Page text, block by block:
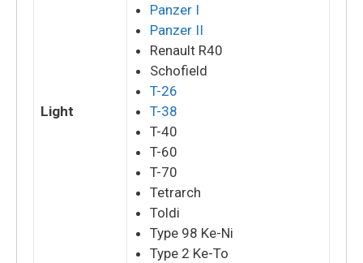
Light
Panzer I
Panzer II
Renault R40
Schofield
T-26
T-38
T-40
T-60
T-70
Tetrarch
Toldi
Type 98 Ke-Ni
Type 2 Ke-To